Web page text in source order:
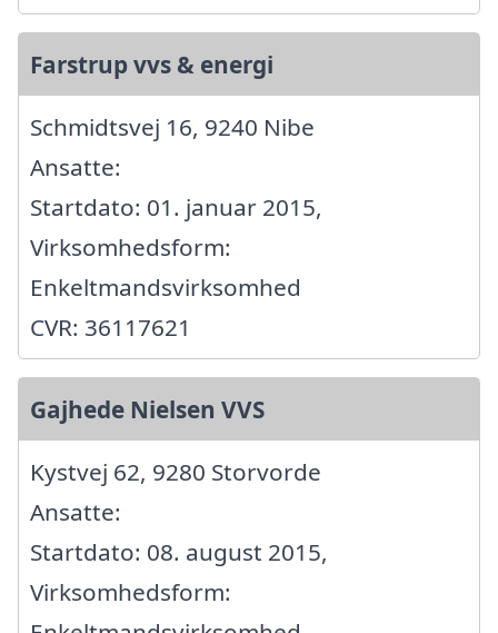
Farstrup vvs & energi
Schmidtsvej 16, 9240 Nibe
Ansatte:
Startdato: 01. januar 2015,
Virksomhedsform:
Enkeltmandsvirksomhed
CVR: 36117621
Gajhede Nielsen VVS
Kystvej 62, 9280 Storvorde
Ansatte:
Startdato: 08. august 2015,
Virksomhedsform: